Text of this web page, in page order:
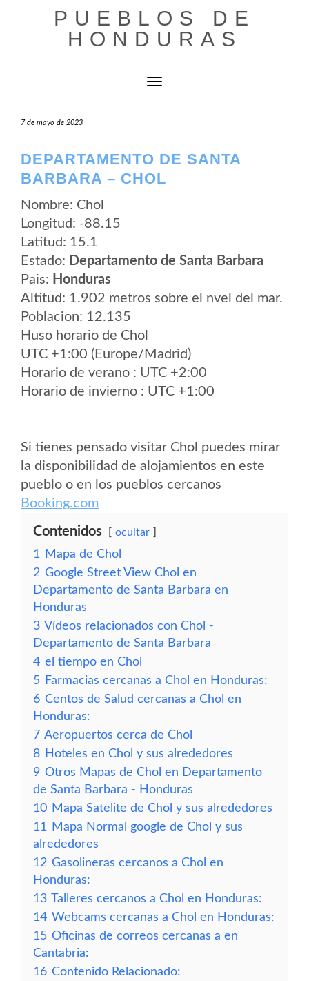
PUEBLOS DE
HONDURAS
Cambiar modo de navegación
7 de mayo de 2023
DEPARTAMENTO DE SANTA
BARBARA – CHOL
Nombre: Chol
Longitud: -88.15
Latitud: 15.1
Estado: Departamento de Santa Barbara
Pais: Honduras
Altitud: 1.902 metros sobre el nvel del mar.
Poblacion: 12.135
Huso horario de Chol
UTC +1:00 (Europe/Madrid)
Horario de verano : UTC +2:00
Horario de invierno : UTC +1:00
Si tienes pensado visitar Chol puedes mirar
la disponibilidad de alojamientos en este
pueblo o en los pueblos cercanos
Booking.com
Contenidos ocultar
1
Mapa de Chol
2 Google Street View Chol en
Departamento de Santa Barbara en
Honduras
3 Vídeos relacionados con Chol -
Departamento de Santa Barbara
4 el tiempo en Chol
5 Farmacias cercanas a Chol en Honduras:
6 Centos de Salud cercanas a Chol en
Honduras:
7 Aeropuertos cerca de Chol
8 Hoteles en Chol y sus alrededores
9 Otros Mapas de Chol en Departamento
de Santa Barbara - Honduras
10 Mapa Satelite de Chol y sus alrededores
11
Mapa Normal google de Chol y sus
alrededores
12 Gasolineras cercanos a Chol en
Honduras:
13 Talleres cercanos a Chol en Honduras:
14 Webcams cercanas a Chol en Honduras:
15 Oficinas de correos cercanas a en
Cantabria:
16 Contenido Relacionado: